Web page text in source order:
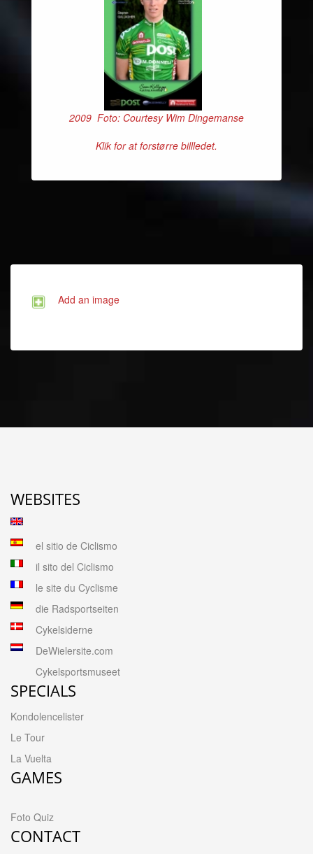
2009 Foto: Courtesy Wim Dingemanse
Klik for at forstørre billledet.
Add an image
WEBSITES
el sitio de Ciclismo
il sito del Ciclismo
le site du Cyclisme
die Radsportseiten
Cykelsiderne
DeWielersite.com
Cykelsportsmuseet
SPECIALS
Kondolencelister
Le Tour
La Vuelta
GAMES
Foto Quiz
CONTACT